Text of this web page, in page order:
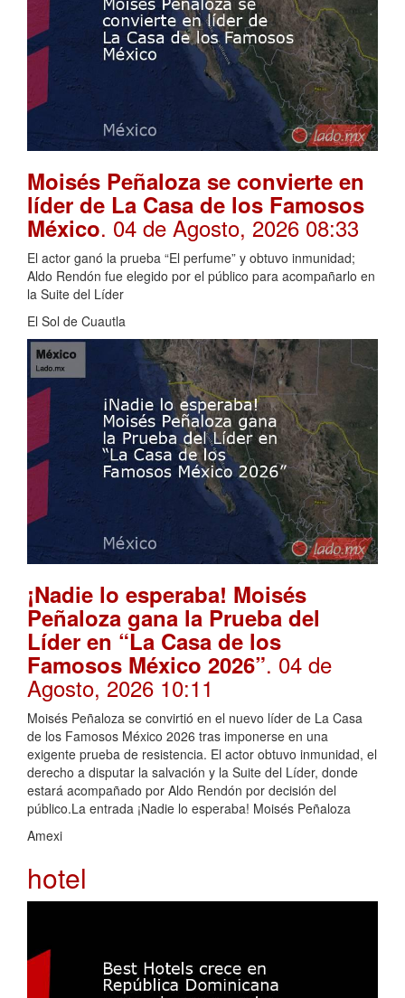
Moisés Peñaloza se convierte en
líder de La Casa de los Famosos
México. 04 de Agosto, 2026 08:33
El actor ganó la prueba “El perfume” y obtuvo inmunidad;
Aldo Rendón fue elegido por el público para acompañarlo en
la Suite del Líder
El Sol de Cuautla
¡Nadie lo esperaba! Moisés
Peñaloza gana la Prueba del
Líder en “La Casa de los
Famosos México 2026”. 04 de
Agosto, 2026 10:11
Moisés Peñaloza se convirtió en el nuevo líder de La Casa
de los Famosos México 2026 tras imponerse en una
exigente prueba de resistencia. El actor obtuvo inmunidad, el
derecho a disputar la salvación y la Suite del Líder, donde
estará acompañado por Aldo Rendón por decisión del
público.La entrada ¡Nadie lo esperaba! Moisés Peñaloza
Amexi
hotel